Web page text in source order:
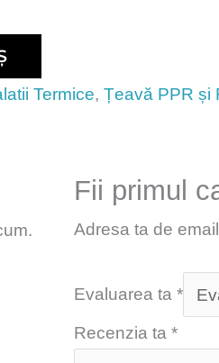
Termice, Țeavă PPR și
Fii primul
Adresa ta de
Evaluarea ta *
Recenzia ta *